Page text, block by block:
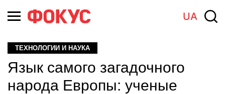
UA
ТЕХНОЛОГИИ И НАУКА
Язык самого загадочного
народа Европы: ученые